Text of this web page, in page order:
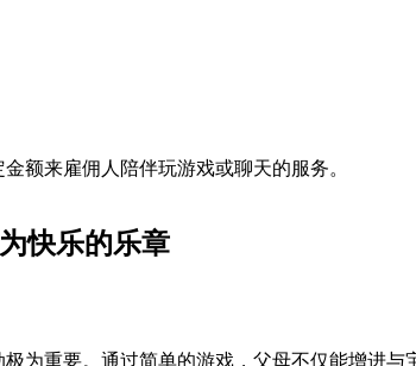
额来雇佣人陪伴玩游戏或聊天的服务。
快乐的乐章
为重要。通过简单的游戏，父母不仅能增进与